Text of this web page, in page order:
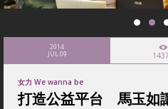
2014
JUL 09
女力 We wanna be
打造公益平台 馬玉如